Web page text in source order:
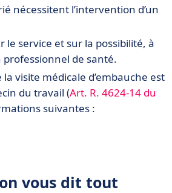
nécessitent l’intervention d’un
le service et sur la possibilité, à
de santé.
visite médicale d’embauche est
du travail (Art. R. 4624-14 du
suivantes :
vous dit tout